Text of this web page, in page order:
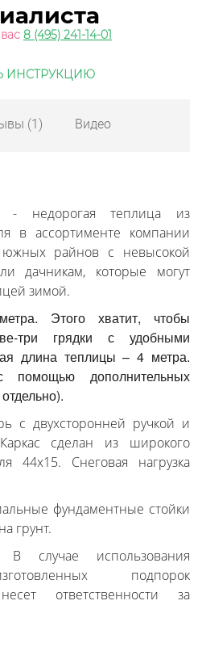
8 (495) 241-14-01
ИНСТРУКЦИЮ
(1) Видео
- недорогая теплица из
в ассортименте компании
южных райнов с невысокой
дачникам, которые могут
зимой.
Этого хватит, чтобы
три грядки с удобными
длина теплицы – 4 метра.
помощью дополнительных
с двухсторонней ручкой и
сделан из широкого
44х15. Снеговая нагрузка
фундаментные стойки
грунт.
случае использования
подпорок
ответственности за